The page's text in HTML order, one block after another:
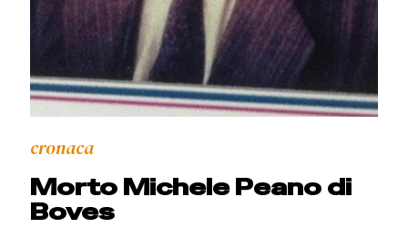
cronaca
Morto Michele Peano di
Boves